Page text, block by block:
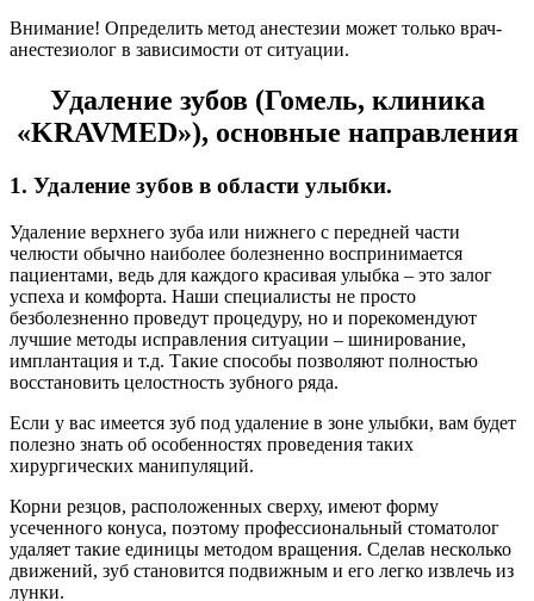
Внимание! Определить метод анестезии может только врач-
анестезиолог в зависимости от ситуации.
Удаление зубов (Гомель, клиника
«KRAVMED»), основные направления
1. Удаление зубов в области улыбки.
Удаление верхнего зуба или нижнего с передней части
челюсти обычно наиболее болезненно воспринимается
пациентами, ведь для каждого красивая улыбка – это залог
успеха и комфорта. Наши специалисты не просто
безболезненно проведут процедуру, но и порекомендуют
лучшие методы исправления ситуации – шинирование,
имплантация и т.д. Такие способы позволяют полностью
восстановить целостность зубного ряда.
Если у вас имеется зуб под удаление в зоне улыбки, вам будет
полезно знать об особенностях проведения таких
хирургических манипуляций.
Корни резцов, расположенных сверху, имеют форму
усеченного конуса, поэтому профессиональный стоматолог
удаляет такие единицы методом вращения. Сделав несколько
движений, зуб становится подвижным и его легко извлечь из
лунки.